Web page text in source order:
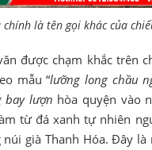
chính là tên gọi khác của
được chạm khắc trên
mẫu “lưỡng long chầu
bay lượn hòa quyện vào
từ đá xanh tự nhiên
già Thanh Hóa. Đây là